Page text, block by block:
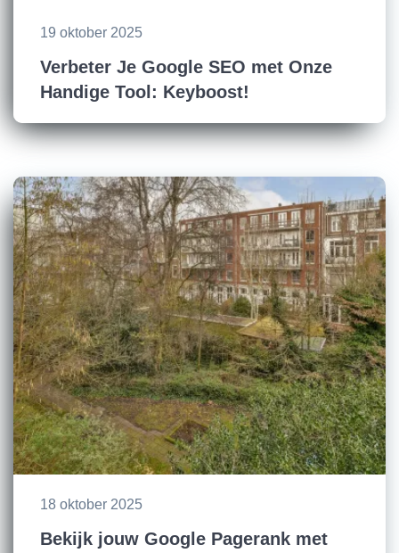
19 oktober 2025
Verbeter Je Google SEO met Onze
Handige Tool: Keyboost!
18 oktober 2025
Bekijk jouw Google Pagerank met